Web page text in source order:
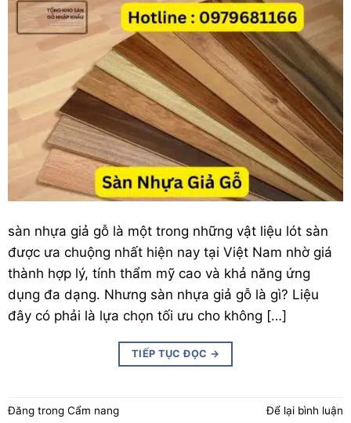
sàn nhựa giả gỗ là một trong những vật liệu lót sàn
được ưa chuộng nhất hiện nay tại Việt Nam nhờ giá
thành hợp lý, tính thẩm mỹ cao và khả năng ứng
dụng đa dạng. Nhưng sàn nhựa giả gỗ là gì? Liệu
đây có phải là lựa chọn tối ưu cho không […]
TIẾP TỤC ĐỌC →
Đăng trong Cẩm nang Để lại bình luận